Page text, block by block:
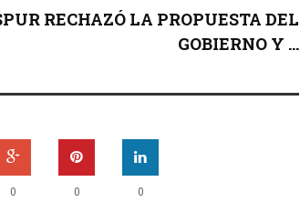
RECHAZÓ LA PROPUESTA DEL
GOBIERNO Y ...
0 0 0